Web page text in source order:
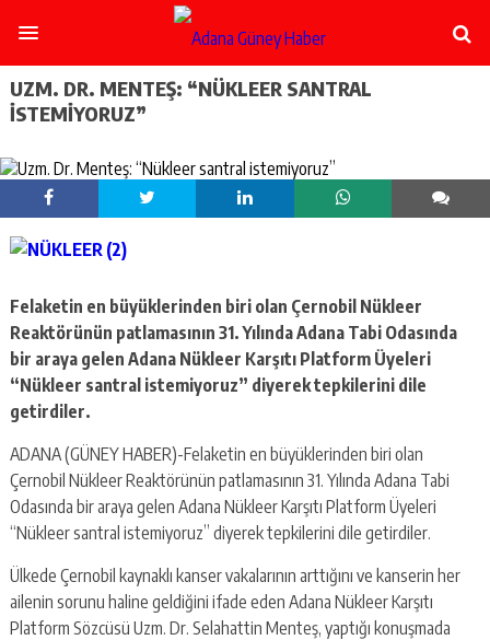
escort
ataşehir
escort
escort
-
escort
mecidiyeköy
escort
taksim
escort
beşiktaş
escort
kartal
maltepe
escort
UZM. DR. MENTEŞ: “NÜKLEER SANTRAL
ISTEMIYORUZ”
Felaketin en büyüklerinden biri olan Çernobil Nükleer
Reaktörünün patlamasının 31. Yılında Adana Tabi Odasında
bir araya gelen Adana Nükleer Karşıtı Platform Üyeleri
“Nükleer santral istemiyoruz” diyerek tepkilerini dile
getirdiler.
ADANA (GÜNEY HABER)-Felaketin en büyüklerinden biri olan
Çernobil Nükleer Reaktörünün patlamasının 31. Yılında Adana Tabi
Odasında bir araya gelen Adana Nükleer Karşıtı Platform Üyeleri
“Nükleer santral istemiyoruz” diyerek tepkilerini dile getirdiler.
Ülkede Çernobil kaynaklı kanser vakalarının arttığını ve kanserin her
ailenin sorunu haline geldiğini ifade eden Adana Nükleer Karşıtı
Platform Sözcüsü Uzm. Dr. Selahattin Menteş, yaptığı konuşmada